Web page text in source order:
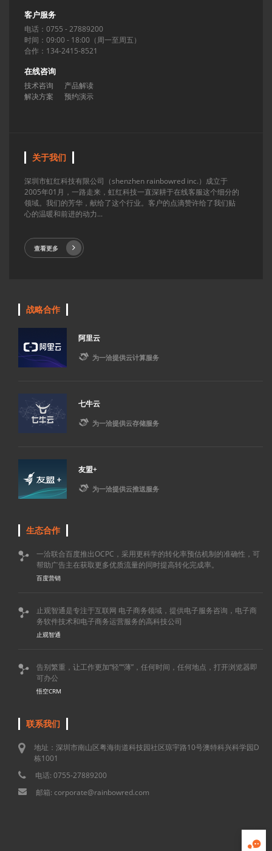
客户服务
电话：0755 - 27889200
时间：09:00 - 18:00（周一至周五）
合作：134-2415-8521
在线咨询
技术咨询
产品解读
解决方案
预约演示
关于我们
深圳市虹红科技有限公司（shenzhen rainbowred inc.）成立于
2005年01月，一路走来，虹红科技一直深耕于在线客服这个细分的
领域。我们的芳华，献给了这个行业。客户的点滴赞许给了我们贴
心的温暖和前进的动力...
查看更多
战略合作
阿里云
 为一洽提供云计算服务
七牛云
 为一洽提供云存储服务
友盟+
 为一洽提供云推送服务
生态合作

一洽联合百度推出OCPC，采用更科学的转化率预估机制的准确性，可
帮助广告主在获取更多优质流量的同时提高转化完成率。
百度营销

止观智通是专注于互联网 电子商务领域，提供电子服务咨询，电子商
务软件技术和电子商务运营服务的高科技公司
止观智通

告别繁重，让工作更加“轻”“薄”，任何时间，任何地点，打开浏览器即
可办公
悟空CRM
联系我们
地址：深圳市南山区粤海街道科技园社区琼宇路10号澳特科兴科学园D
栋1001
电话: 0755-27889200
邮箱: corporate@rainbowred.com
